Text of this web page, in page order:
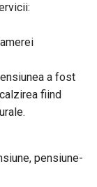
a fost
fiind
pensiune-